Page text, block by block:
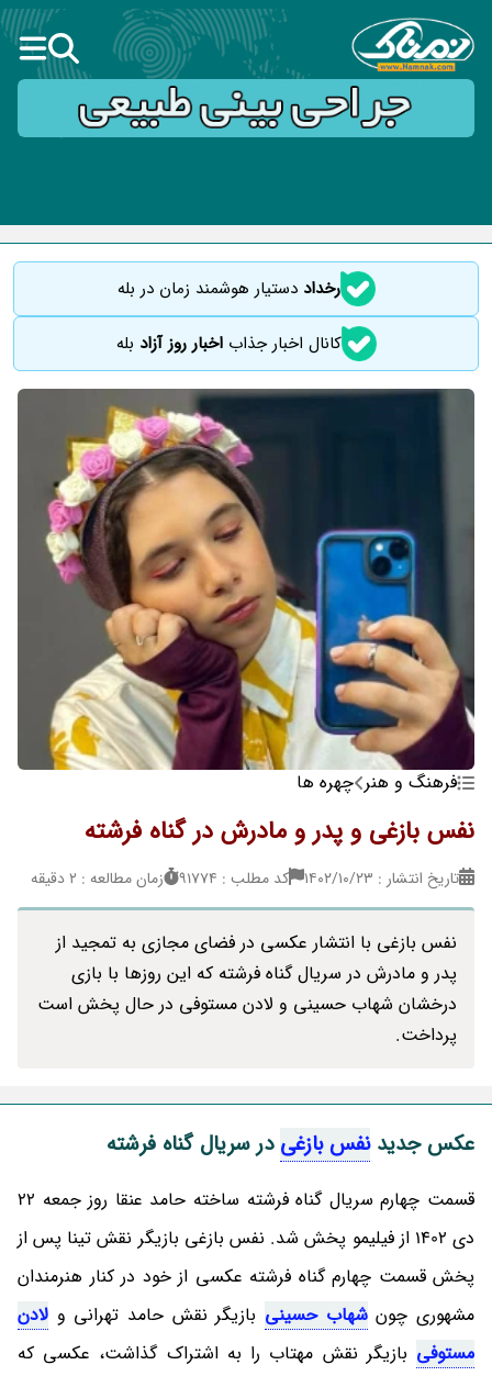
رخداددستیار هوشمند زمان در بله
کانال اخبار جذاباخبار روز آزاد بله
فرهنگ و هنر چهره ها
نفس بازغی و پدر و مادرش در گناه فرشته
تاریخ انتشار : ۱۴۰۲/۱۰/۲۳ کد مطلب : 91774 زمان مطالعه : 2 دقیقه
نفس بازغی با انتشار عکسی در فضای مجازی به تمجید از
پدر و مادرش در سریال گناه فرشته که این روزها با بازی
درخشان شهاب حسینی و لادن مستوفی در حال پخش است
پرداخت.
عکس جدیدنفس بازغی در سریال گناه فرشته
قسمت چهارم سریال گناه فرشته ساخته حامد عنقا روز جمعه 22
دی 1402 از فیلیمو پخش شد. نفس بازغی بازیگر نقش تینا پس از
پخش قسمت چهارم گناه فرشته عکسی از خود در کنار هنرمندان
مشهوری چونشهاب حسینی بازیگر نقش حامد تهرانی و لادن
مستوفی بازیگر نقش مهتاب را به اشتراک گذاشت، عکسی که